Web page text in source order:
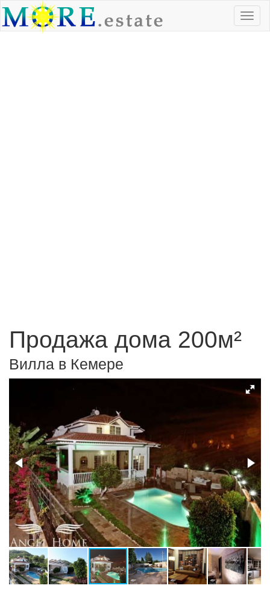
Продажа дома 200м²
Вилла в Кемере